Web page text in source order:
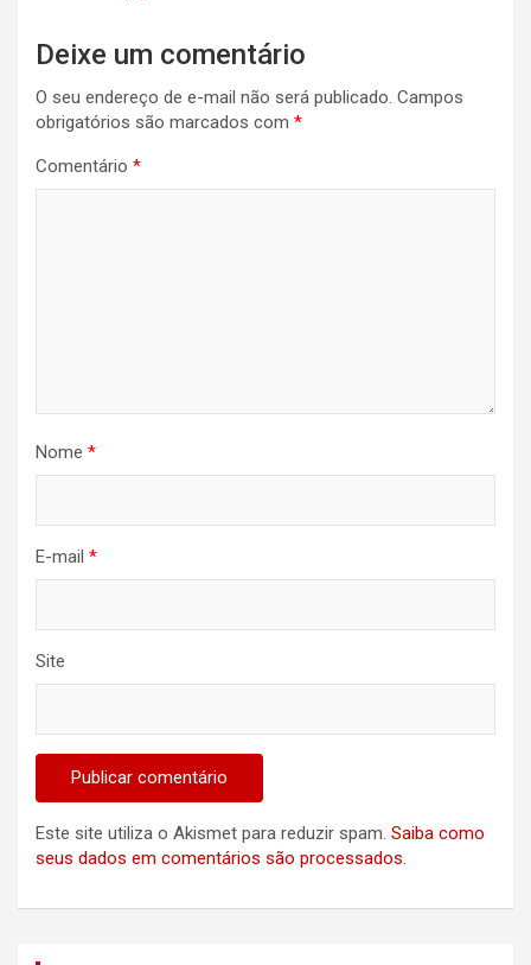
Deixe um comentário
O seu endereço de e-mail não será publicado. Campos
obrigatórios são marcados com *
Comentário *
Nome *
E-mail *
Site
Este site utiliza o Akismet para reduzir spam. Saiba como
seus dados em comentários são processados.